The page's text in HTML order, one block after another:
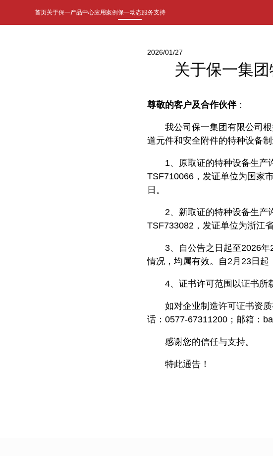
首页关于保一产品中心应用案例保一动态服务支持
2026/01/27
关于保一集
尊敬的客户及合作伙伴：
我公司保一集团有限公司
道元件和安全附件的特种设备
1、原取证的特种设备生产
TSF710066，发证单位为国家
日。
2、新取证的特种设备生产
TSF733082，发证单位为浙江
3、自公告之日起至2026
情况，均属有效。自2月23日起
4、证书许可范围以证书所
如对企业制造许可证书资
话：0577-67311200；邮箱：
感谢您的信任与支持。
特此通告！